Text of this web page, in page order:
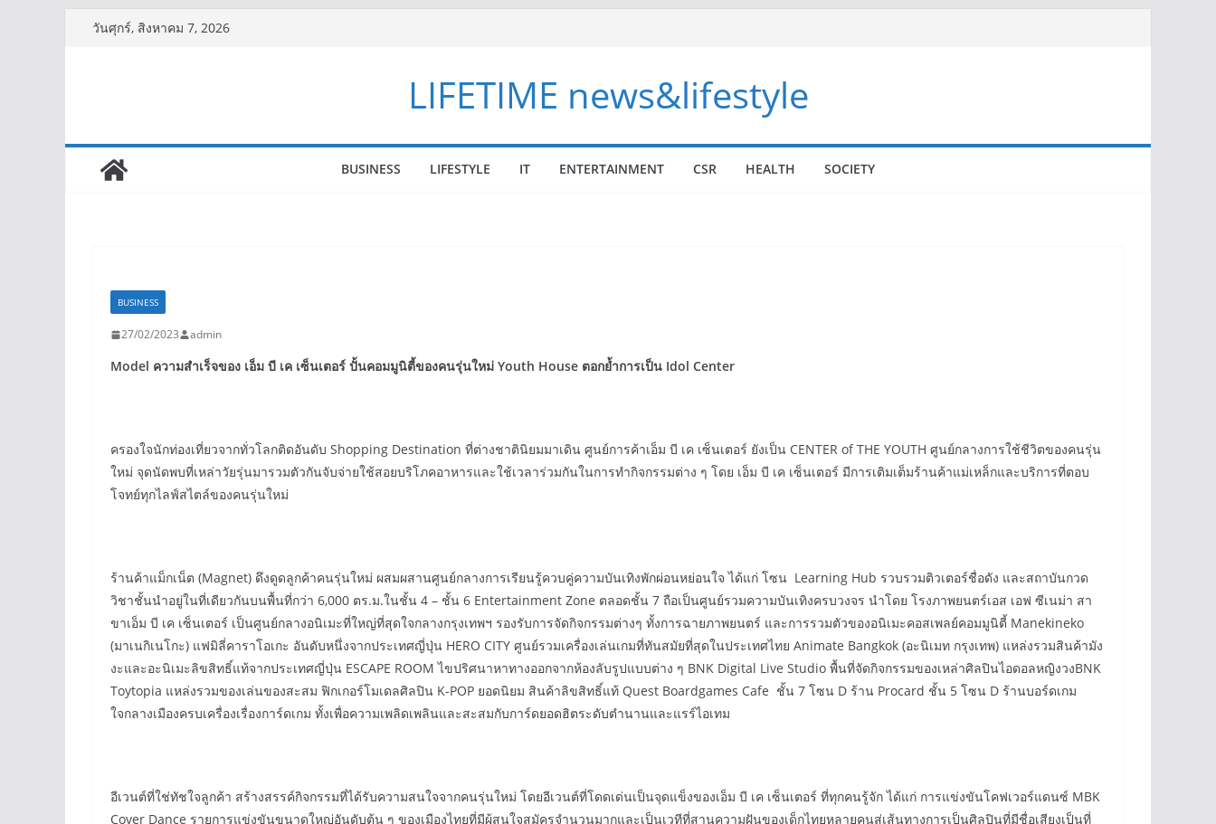
วันศุกร์, สิงหาคม 7, 2026
LIFETIME news&lifestyle
BUSINESS LIFESTYLE IT ENTERTAINMENT CSR HEALTH SOCIETY
BUSINESS
27/02/2023 admin
Model ความสำเร็จของ เอ็ม บี เค เซ็นเตอร์ ปั้นคอมมูนิตี้ของคนรุ่นใหม่ Youth House ตอกย้ำการเป็น Idol Center
ครองใจนักท่องเที่ยวจากทั่วโลกติดอันดับ Shopping Destination ที่ต่างชาตินิยมมาเดิน ศูนย์การค้าเอ็ม บี เค เซ็นเตอร์ ยังเป็น CENTER of THE YOUTH ศูนย์กลางการใช้ชีวิตของคนรุ่น
ใหม่ จุดนัดพบที่เหล่าวัยรุ่นมารวมตัวกันจับจ่ายใช้สอยบริโภคอาหารและใช้เวลาร่วมกันในการทำกิจกรรมต่าง ๆ โดย เอ็ม บี เค เซ็นเตอร์ มีการเติมเต็มร้านค้าแม่เหล็กและบริการที่ตอบ
โจทย์ทุกไลฟ์สไตล์ของคนรุ่นใหม่
ร้านค้าแม็กเน็ต (Magnet) ดึงดูดลูกค้าคนรุ่นใหม่ ผสมผสานศูนย์กลางการเรียนรู้ควบคู่ความบันเทิงพักผ่อนหย่อนใจ ได้แก่ โซน Learning Hub รวบรวมติวเตอร์ชื่อดัง และสถาบันกวด
วิชาชั้นนำอยู่ในที่เดียวกันบนพื้นที่กว่า 6,000 ตร.ม.ในชั้น 4 – ชั้น 6 Entertainment Zone ตลอดชั้น 7 ถือเป็นศูนย์รวมความบันเทิงครบวงจร นำโดย โรงภาพยนตร์เอส เอฟ ซีเนม่า สา
ขาเอ็ม บี เค เซ็นเตอร์ เป็นศูนย์กลางอนิเมะที่ใหญ่ที่สุดใจกลางกรุงเทพฯ รองรับการจัดกิจกรรมต่างๆ ทั้งการฉายภาพยนตร์ และการรวมตัวของอนิเมะคอสเพลย์คอมมูนิตี้ Manekineko
(มาเนกิเนโกะ) แฟมิลี่คาราโอเกะ อันดับหนึ่งจากประเทศญี่ปุ่น HERO CITY ศูนย์รวมเครื่องเล่นเกมที่ทันสมัยที่สุดในประเทศไทย Animate Bangkok (อะนิเมท กรุงเทพ) แหล่งรวมสินค้ามัง
งะและอะนิเมะลิขสิทธิ์แท้จากประเทศญี่ปุ่น ESCAPE ROOM ไขปริศนาหาทางออกจากห้องลับรูปแบบต่าง ๆ BNK Digital Live Studio พื้นที่จัดกิจกรรมของเหล่าศิลปินไอดอลหญิงวงBNK
Toytopia แหล่งรวมของเล่นของสะสม ฟิกเกอร์โมเดลศิลปิน K-POP ยอดนิยม สินค้าลิขสิทธิ์แท้ Quest Boardgames Cafe ชั้น 7 โซน D ร้าน Procard ชั้น 5 โซน D ร้านบอร์ดเกม
ใจกลางเมืองครบเครื่องเรื่องการ์ดเกม ทั้งเพื่อความเพลิดเพลินและสะสมกับการ์ดยอดฮิตระดับตำนานและแรร์ไอเทม
อีเวนต์ที่ใช่ทัชใจลูกค้า สร้างสรรค์กิจกรรมที่ได้รับความสนใจจากคนรุ่นใหม่ โดยอีเวนต์ที่โดดเด่นเป็นจุดแข็งของเอ็ม บี เค เซ็นเตอร์ ที่ทุกคนรู้จัก ได้แก่ การแข่งขันโคฟเวอร์แดนซ์ MBK
Cover Dance รายการแข่งขันขนาดใหญ่อันดับต้น ๆ ของเมืองไทยที่มีผู้สนใจสมัครจำนวนมากและเป็นเวทีที่สานความฝันของเด็กไทยหลายคนสู่เส้นทางการเป็นศิลปินที่มีชื่อเสียงเป็นที่